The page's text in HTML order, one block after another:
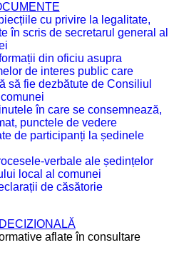
cu privire la legalitate,
în scris de secretarul general al
din oficiu asupra
de interes public care
să fie dezbătute de Consiliul
în care se consemnează,
punctele de vedere
de participanți la ședinele
verbale ale ședințelor
local al comunei
de căsătorie
aflate în consultare